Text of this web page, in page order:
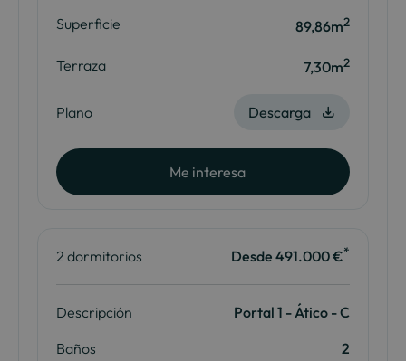
Superficie 89,86m2
Terraza 7,30m2
Plano Descarga
Me interesa
2 dormitorios Desde 491.000 €*
Descripción
Portal 1 - Ático - C
Baños
2